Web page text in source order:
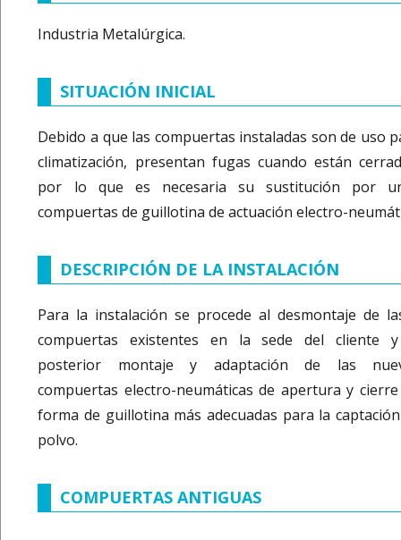
Industria Metalúrgica.
SITUACIÓN INICIAL
Debido a que las compuertas instaladas son de uso
climatización, presentan fugas cuando están
por lo que es necesaria su sustitución por
compuertas de guillotina de actuación electro-
DESCRIPCIÓN DE LA INSTALACIÓN
Para la instalación se procede al desmontaje de
compuertas existentes en la sede del cliente
posterior montaje y adaptación de las
compuertas electro-neumáticas de apertura y
forma de guillotina más adecuadas para la
polvo.
COMPUERTAS ANTIGUAS